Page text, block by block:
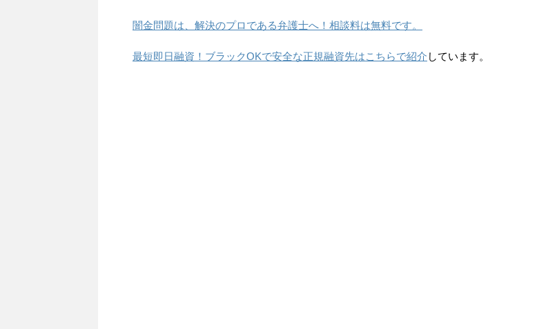
闇金問題は、解決のプロである弁護士へ！相談料は無料です。
最短即日融資！ブラックOKで安全な正規融資先はこちらで紹介 しています。